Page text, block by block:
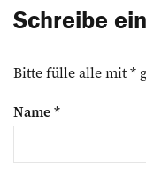
Schreibe
Bitte fülle alle mit *
Name*